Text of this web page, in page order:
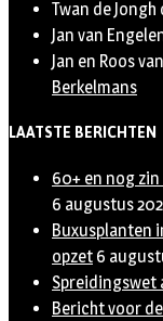
Twan de Jongh
Jan van
Jan en Roos
Berkelmans
LAATSTE BERICHTEN
60+ en nog
6 augustus
Buxusplanten
opzet 6
Spreidingswet
Bericht voor